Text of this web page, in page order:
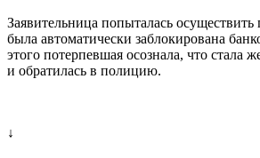
Заявительница попыталась
была автоматически заблокирована
этого потерпевшая осознала, что стала
и обратилась в полицию.
↓